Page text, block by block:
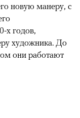
новую манеру, с
х годов,
художника. До
они работают